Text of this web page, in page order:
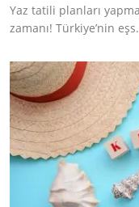
Yaz tatili planları
zamanı! Türkiye’nin